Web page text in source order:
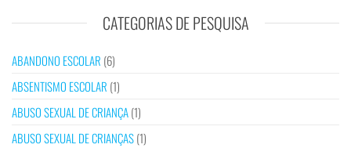
CATEGORIAS DE PESQUISA
ABANDONO ESCOLAR (6)
ABSENTISMO ESCOLAR (1)
ABUSO SEXUAL DE CRIANÇA(1)
ABUSO SEXUAL DE CRIANÇAS(1)